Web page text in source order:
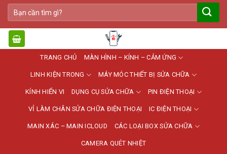
Bỏ
qua
nội
dung
Tìm
kiếm:
TRANG CHỦ MÀN HÌNH – KÍNH – CẢM ỨNG
LINH KIỆN TRONG MÁY MÓC THIẾT BỊ SỬA CHỮA
KÍNH HIỂN VI DỤNG CỤ SỬA CHỮA PIN ĐIỆN THOẠI
VỈ LÀM CHÂN SỬA CHỮA ĐIỆN THOẠI IC ĐIỆN THOẠI
MAIN XÁC – MAIN ICLOUD CÁC LOẠI BOX SỬA CHỮA
CAMERA QUÉT NHIỆT